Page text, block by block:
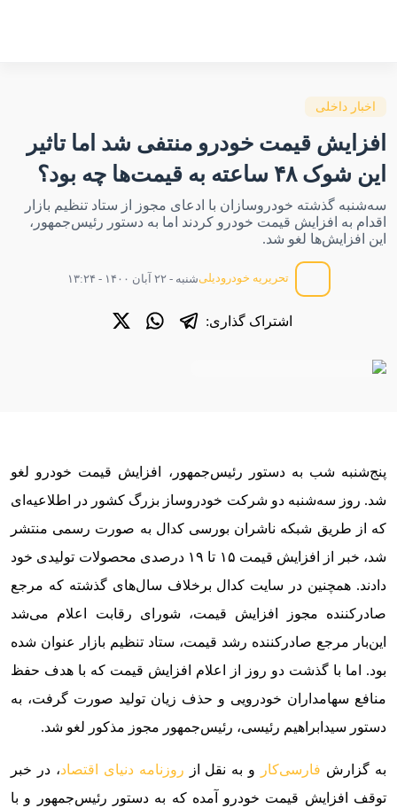
اخبار داخلی
افزایش قیمت خودرو منتفی شد اما تاثیر
این شوک ۴۸ ساعته به قیمت‌ها چه بود؟
سه‌شنبه گذشته خودروسازان با ادعای مجوز از ستاد تنظیم بازار
اقدام به افزایش قیمت خودرو کردند اما به دستور رئیس‌جمهور،
این افزایش‌ها لغو شد.
تحریریه خودرودیلیشنبه - ۲۲ آبان ۱۴۰۰ - ۱۳:۲۴
اشتراک گذاری:
پنج‌شنبه شب به دستور رئیس‌جمهور، افزایش قیمت خودرو لغو
شد. روز سه‌شنبه دو شرکت خودروساز بزرگ کشور در اطلاعیه‌ای
که از طریق شبکه ناشران بورسی کدال به صورت رسمی منتشر
شد، خبر از افزایش قیمت ۱۵ تا ۱۹ درصدی محصولات تولیدی خود
دادند. همچنین در سایت کدال برخلاف سال‌های گذشته که مرجع
صادر‌کننده مجوز افزایش قیمت، شورای رقابت اعلام می‌شد
این‌بار مرجع صادر‌کننده رشد قیمت، ستاد تنظیم بازار عنوان شده
بود. اما با گذشت دو روز از اعلام افزایش قیمت که با هدف حفظ
منافع سهامداران خودرویی و حذف زیان تولید صورت گرفت، به
دستور سید‌ابراهیم رئیسی، رئیس‌جمهور مجوز مذکور لغو شد.
به گزارش فارسی‌کار و به نقل از روزنامه دنیای اقتصاد، در خبر
توقف افزایش قیمت خودرو آمده که به دستور رئیس‌جمهور و با